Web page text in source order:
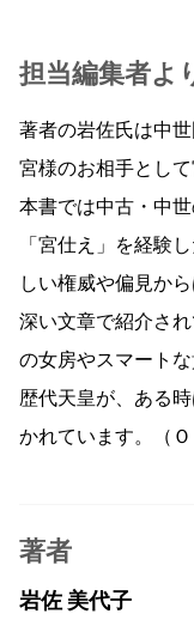
担当編集者よ
著者の岩佐氏は中
宮様のお相手とし
本書では中古・中
「宮仕え」を経験
しい権威や偏見か
深い文章で紹介さ
の女房やスマート
歴代天皇が、ある
かれています。（Ｏ
著者
岩佐 美代子